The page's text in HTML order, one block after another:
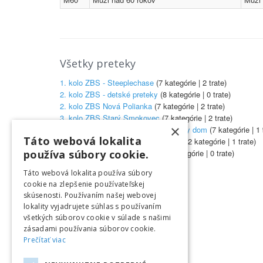
Všetky preteky
1. kolo ZBS - Steeplechase (7 kategórie | 2 trate)
2. kolo ZBS - detské preteky (8 kategórie | 0 trate)
2. kolo ZBS Nová Polianka (7 kategórie | 2 trate)
3. kolo ZBS Starý Smokovec(7 kategórie | 2 trate)
4. kolo ZBS - Tatr. Polianka - Sliezsky dom (7 kategórie | 1
Skialp Tatr. Polianka - Sliezsky dom
(2 kategórie | 1 trate)
Celkové poradie ZBS 2023/24
(7 kategórie | 0 trate)
×
Táto webová lokalita
používa súbory cookie.
Táto webová lokalita používa súbory
cookie na zlepšenie používateľskej
skúsenosti. Používaním našej webovej
lokality vyjadrujete súhlas s používaním
všetkých súborov cookie v súlade s našimi
zásadami používania súborov cookie.
Prečítať viac